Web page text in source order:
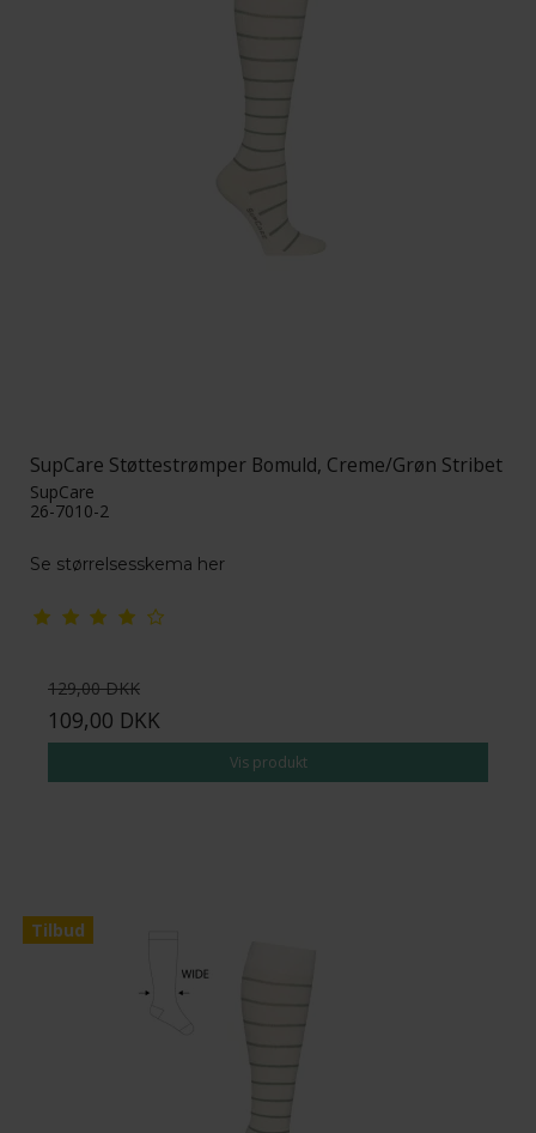
SupCare Støttestrømper Bomuld, Creme/Grøn Stribet
SupCare
26-7010-2
Se størrelsesskema her
129,00 DKK
109,00 DKK
Vis produkt
Tilbud